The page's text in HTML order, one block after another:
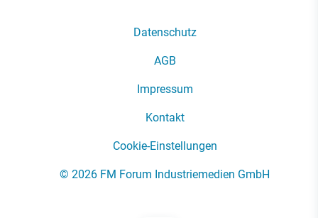
Datenschutz
AGB
Impressum
Kontakt
Cookie-Einstellungen
© 2026 FM Forum Industriemedien GmbH